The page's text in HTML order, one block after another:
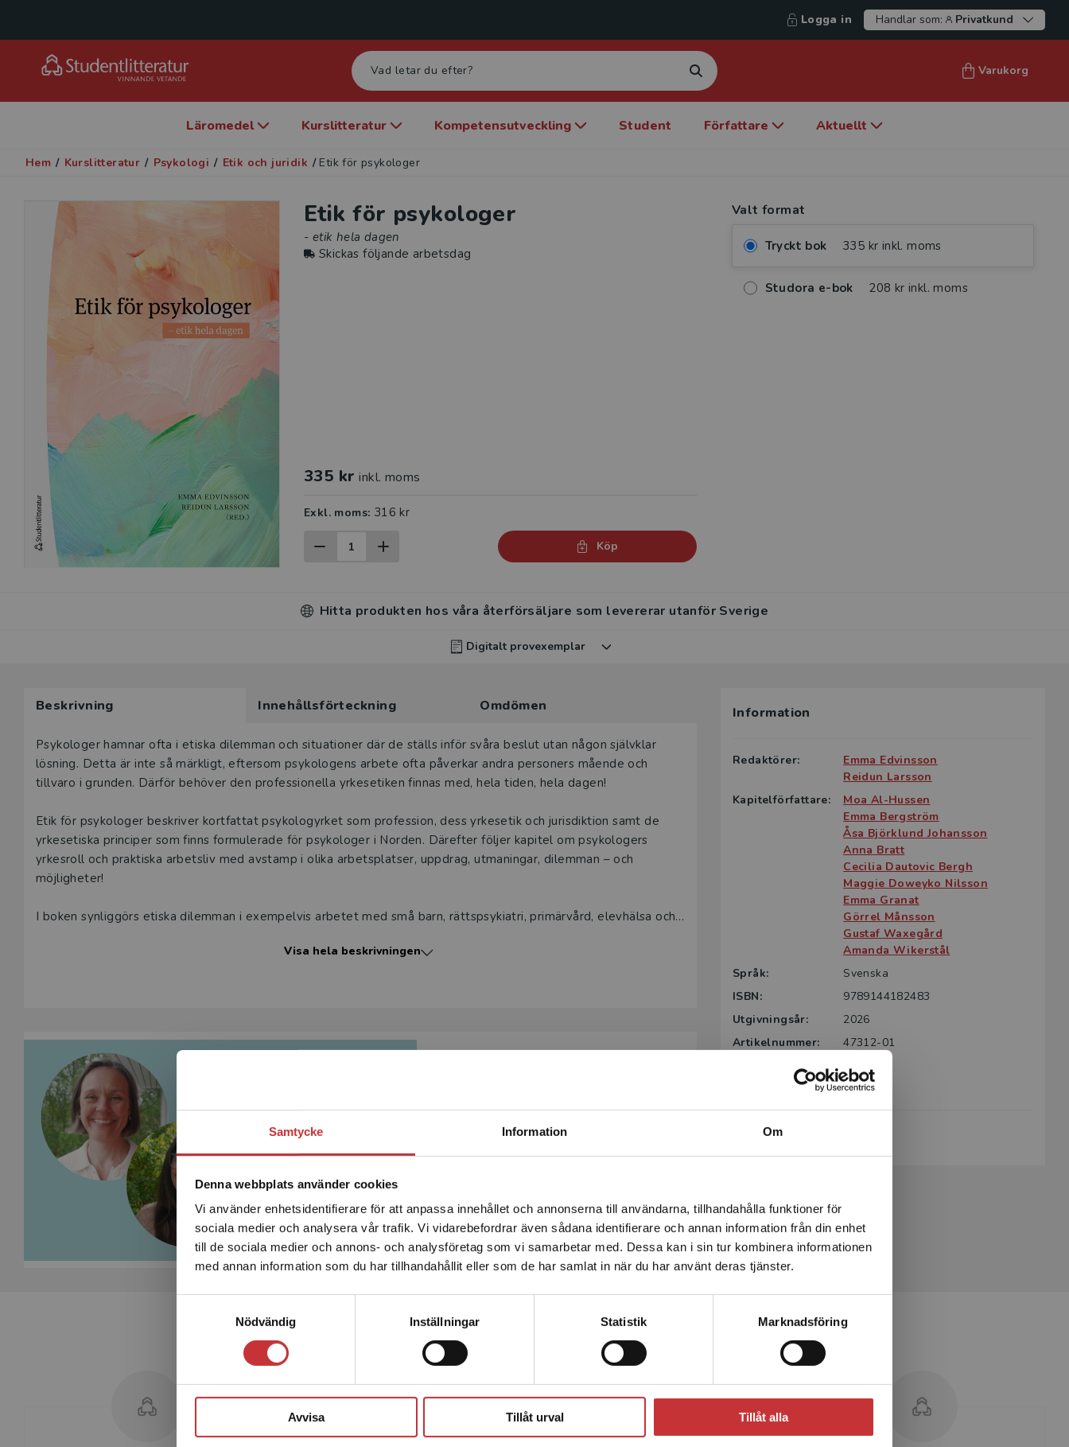
Samtycke Information Om
Denna webbplats använder cookies
Vi använder enhetsidentifierare för att anpassa innehållet och annonserna till användarna, tillhandahålla funktioner för
sociala medier och analysera vår trafik. Vi vidarebefordrar även sådana identifierare och annan information från din enhet
till de sociala medier och annons- och analysföretag som vi samarbetar med. Dessa kan i sin tur kombinera informationen
med annan information som du har tillhandahållit eller som de har samlat in när du har använt deras tjänster.
Nödvändig
Inställningar Statistik Marknadsföring
Avvisa Tillåt urval Tillåt alla
Begränsad fraktregion
Det verkar som att du besöker studentlitteratur.se via en
enhet utanför Sverige. Vi erbjuder inte leveranser utanför
Sverige. För att kunna slutföra ett köp måste
leveransadressen vara i Sverige.Läs mer
Logga in Handlar som: Privatkund
Varukorg
Läromedel Kurslitteratur Kompetensutveckling Student Författare Aktuellt
Hem / Kurslitteratur / Psykologi / Etik och juridik / Etik för psykologer
Etik för psykologer
- etik hela dagen
Skickas följande arbetsdag
335 kr inkl. moms
Exkl. moms: 316 kr
Köp
Valt format
Tryckt bok 335 kr inkl. moms
Studora e-bok 208 kr inkl. moms
Hitta produkten hos våra återförsäljare som levererar utanför Sverige
Digitalt provexemplar
här produkten.
Våra digitala provexemplar tillhandahålls via Studora.se och ger dig tillgång till boken
under 180 dagar. Observera att erbjudandet endast gäller relevanta produkter för din
undervisning (nivå och ämne) och dig som är verksam i Sverige. Du kan alltid kontakta
kundservice
om du önskar ytterligare information eller har frågor om produkten.
Den här produkten kan beställas av lärare på universitet eller högskola. Om det gäller
tjänsteexemplar av en kursbok på befintlig kurslista hänvisar vi till din arbetsgivare.
Beskrivning Innehållsförteckning Omdömen
Beskrivning
Psykologer hamnar ofta i etiska dilemman och situationer där de ställs inför svåra beslut utan någon självklar
lösning. Detta är inte så märkligt, eftersom psykologens arbete ofta påverkar andra personers mående och
tillvaro i grunden. Därför behöver den professionella yrkesetiken finnas med, hela tiden, hela dagen!
Etik för psykologer beskriver kortfattat psykologyrket som profession, dess yrkesetik och jurisdiktion samt de
yrkesetiska principer som finns formulerade för psykologer i Norden. Därefter följer kapitel om psykologers
yrkesroll och praktiska arbetsliv med avstamp i olika arbetsplatser, uppdrag, utmaningar, dilemman – och
möjligheter!
I boken synliggörs etiska dilemman i exempelvis arbetet med små barn, rättspsykiatri, primärvård, elevhälsa och i
Visa hela beskrivningen
till att skriva boken, och hur den kan
yrkesverksamma hantera etiska
Läs intervjun med Emma och
Reidun
Information
Redaktörer:
Emma Edvinsson
Reidun Larsson
Kapitelförfattare:
Moa Al-Hussen
Emma Bergström
Åsa Björklund Johansson
Anna Bratt
Cecilia Dautovic Bergh
Maggie Doweyko Nilsson
Emma Granat
Görrel Månsson
Gustaf Waxegård
Amanda Wikerstål
Språk:
Svenska
ISBN:
9789144182483
Utgivningsår:
2026
Artikelnummer:
47312-01
Första
257
Köp- och leveransvillkor
Författare